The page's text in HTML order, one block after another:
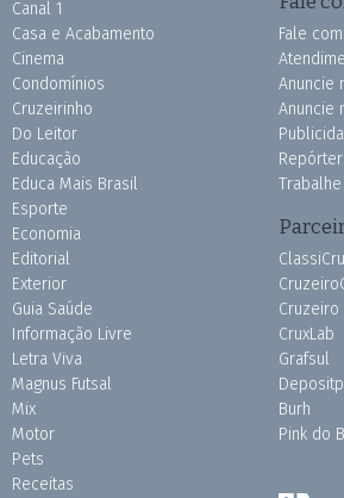
Canal 1
Casa e Acabamento
Cinema
Condomínios
Cruzeirinho
Do Leitor
Educação
Educa Mais Brasil
Esporte
Economia
Editorial
Exterior
Guia Saúde
Informação Livre
Letra Viva
Magnus Futsal
Mix
Motor
Pets
Receitas
Fale
Anuncie
Anuncie
Cruzeiro
CruxLab
Grafsul
Burh
Pink do